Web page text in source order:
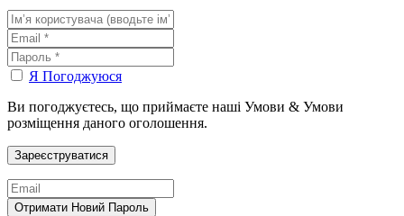
Я Погоджуюся
Ви погоджуєтесь, що приймаєте наші Умови & Умови
розміщення даного оголошення.